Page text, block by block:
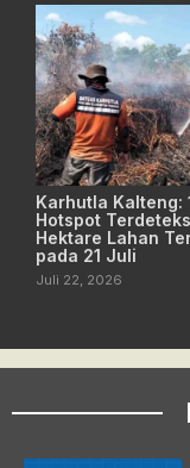
Karhutla Kalteng:
Hotspot
Hektare Lahan
pada 21 Juli
Juli 22, 2026